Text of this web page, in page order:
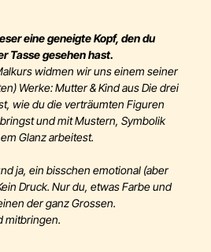
eine geneigte Kopf, den du
Tasse gesehen hast.
widmen wir uns einem seiner
Werke: Mutter & Kind aus Die drei
wie du die verträumten Figuren
und mit Mustern, Symbolik
Glanz arbeitest.
ja, ein bisschen emotional (aber
Druck. Nur du, etwas Farbe und
der ganz Grossen.
mitbringen.